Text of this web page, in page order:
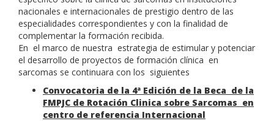
nacionales e internacionales de prestigio dentro de las
especialidades correspondientes y con la finalidad de
complementar la formación recibida.
En el marco de nuestra estrategia de estimular y potenciar
el desarrollo de proyectos de formación clínica en
sarcomas se continuara con los siguientes
Convocatoria de la 4ª Edición de la Beca de la
FMPJC de Rotación Clinica sobre Sarcomas en
centro de referencia Internacional